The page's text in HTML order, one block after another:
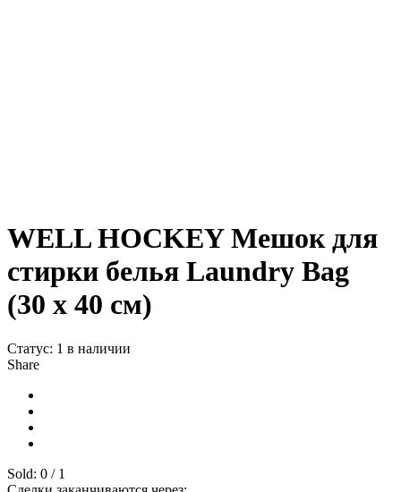
WELL HOCKEY Мешок для
стирки белья Laundry Bag
(30 х 40 см)
Статус: 1 в наличии
Share
Sold: 0 / 1